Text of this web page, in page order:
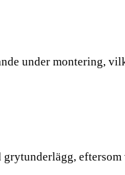
under montering,